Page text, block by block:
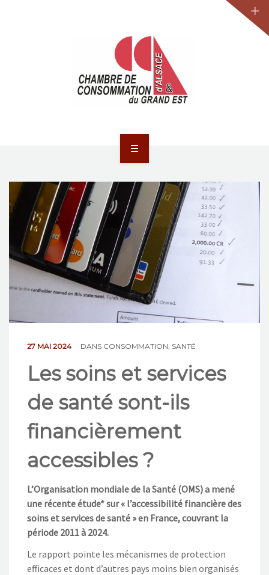
ACTUALITÉS
JURIDIQUE
LA CCA-GE
NOS ACTIONS
27 MAI 2024 DANS CONSOMMATION SANTÉ
Les soins et services
de santé sont-ils
financièrement
accessibles ?
L’Organisation mondiale de la Santé (OMS) a mené
une récente étude* sur « l’accessibilité financière des
soins et services de santé » en France, couvrant la
période 2011 à 2024.
Le rapport pointe les mécanismes de protection
efficaces et dont d’autres pays moins bien organisés